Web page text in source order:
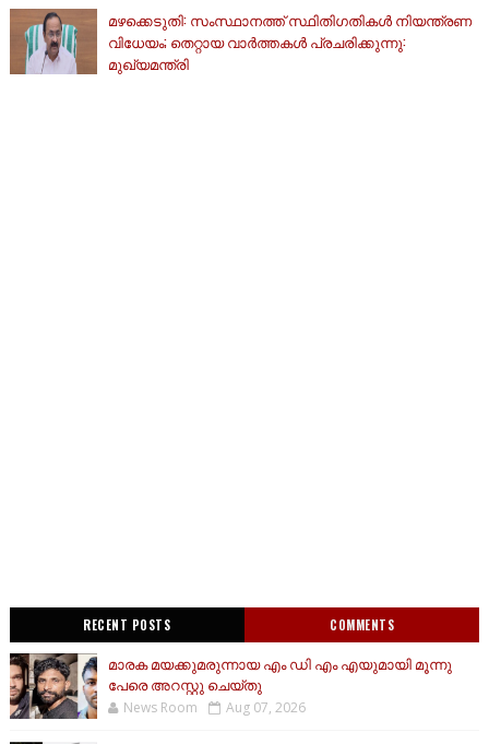
മഴക്കെടുതി: സംസ്ഥാനത്ത് സ്ഥിതിഗതികള്‍ നിയന്ത്രണ
വിധേയം; തെറ്റായ വാര്‍ത്തകള്‍ പ്രചരിക്കുന്നു:
മുഖ്യമന്ത്രി
RECENT POSTS COMMENTS
മാരക മയക്കുമരുന്നായ എം ഡി എം എയുമായി മൂന്നു
പേരെ അറസ്റ്റു ചെയ്തു
News Room Aug 07, 2026